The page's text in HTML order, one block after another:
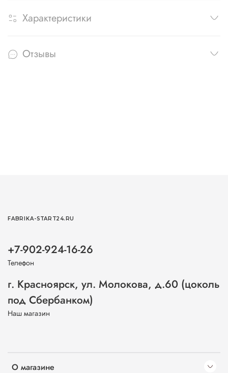
Характеристики
Отзывы
О магазине
FABRIKA-START24.RU
+7-902-924-16-26
Телефон
г. Красноярск, ул. Молокова, д.60 (цоколь
под Сбербанком)
Наш магазин